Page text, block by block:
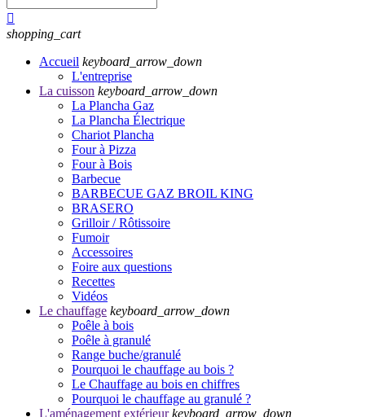

shopping_cart
Accueil keyboard_arrow_down
L'entreprise
La cuisson keyboard_arrow_down
La Plancha Gaz
La Plancha Électrique
Chariot Plancha
Four à Pizza
Four à Bois
Barbecue
BARBECUE GAZ BROIL KING
BRASERO
Grilloir / Rôtissoire
Fumoir
Accessoires
Foire aux questions
Recettes
Vidéos
Le chauffage keyboard_arrow_down
Poêle à bois
Poêle à granulé
Range buche/granulé
Pourquoi le chauffage au bois ?
Le Chauffage au bois en chiffres
Pourquoi le chauffage au granulé ?
L'aménagement extérieur keyboard_arrow_down